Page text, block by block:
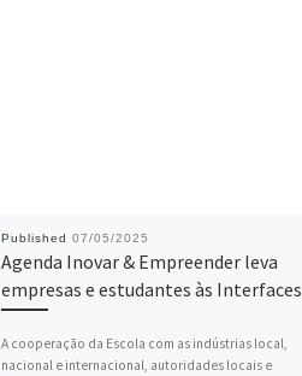
Published 07/05/2025
Agenda Inovar & Empreender leva
empresas e estudantes às Interfaces
A cooperação da Escola com as indústrias local,
nacional e internacional, autoridades locais e